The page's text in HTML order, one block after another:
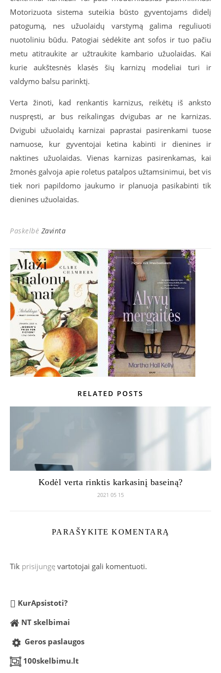
Motorizuota sistema suteikia būsto gyventojams didelį
patogumą, nes užuolaidų varstymą galima reguliuoti
nuotoliniu būdu. Patogiai sėdėkite ant sofos ir tuo pačiu
metu atitraukite ar užtraukite kambario užuolaidas. Kai
kurie aukštesnės klasės šių karnizų modeliai turi ir
valdymo balsu parinktį.
Verta žinoti, kad renkantis karnizus, reikėtų iš anksto
nuspręsti, ar bus reikalingas dvigubas ar ne karnizas.
Dvigubi užuolaidų karnizai paprastai pasirenkami tuose
namuose, kur gyventojai ketina kabinti ir dienines ir
naktines užuolaidas. Vienas karnizas pasirenkamas, kai
žmonės galvoja apie roletus patalpos užtamsinimui, bet vis
tiek nori papildomo jaukumo ir planuoja pasikabinti tik
dienines užuolaidas.
Paskelbė Zavinta
RELATED POSTS
Kodėl verta rinktis karkasinį baseiną?
2021 05 15
PARAŠYKITE KOMENTARĄ
Tik prisijungę vartotojai gali komentuoti.
KurApsistoti?
NT skelbimai
Geros paslaugos
100skelbimu.lt